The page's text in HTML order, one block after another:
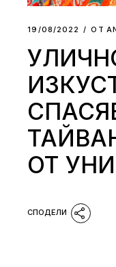
19/08/2022 ОТ
ОТ